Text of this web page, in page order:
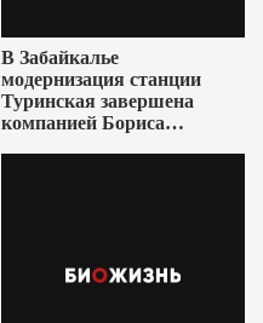
В Забайкалье
модернизация станции
Туринская завершена
компанией Бориса